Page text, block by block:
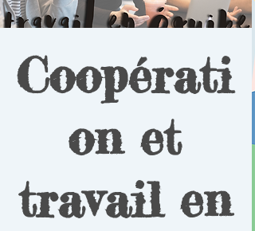
Coopérati
on et
travail en